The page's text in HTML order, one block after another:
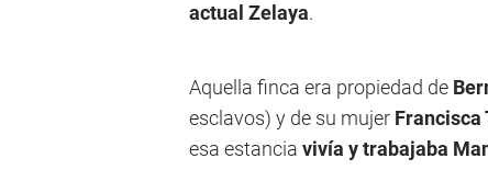
actual Zelaya.
Aquella finca era propiedad de
esclavos) y de su mujer Francisca
esa estancia vivía y trabajaba